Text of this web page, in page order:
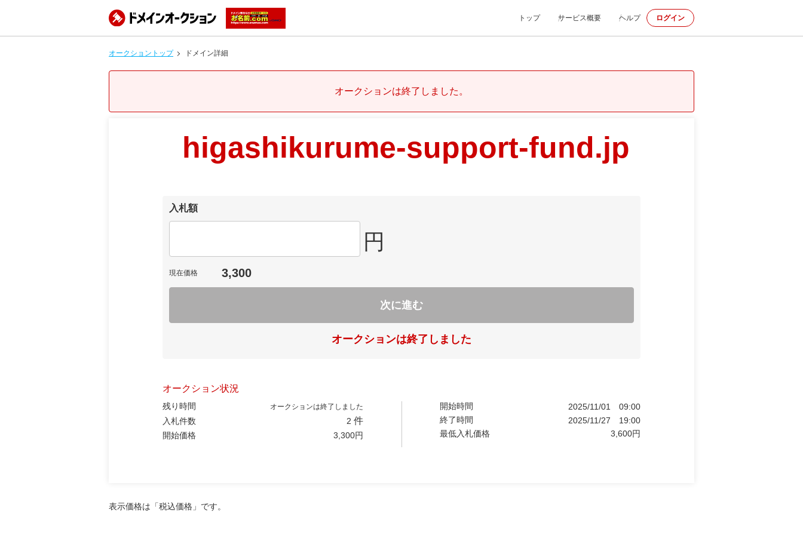
トップ サービス概要 ヘルプ ログイン
オークショントップ ドメイン詳細
オークションは終了しました。
higashikurume-support-fund.jp
入札額
円
現在価格 3,300
次に進む
オークションは終了しました
オークション状況
残り時間 オークションは終了しました
入札件数 2 件
開始価格 3,300円
開始時間 2025/11/01
09:00
終了時間
2025/11/27
19:00
最低入札価格
3,600円
表示価格は「税込価格」です。